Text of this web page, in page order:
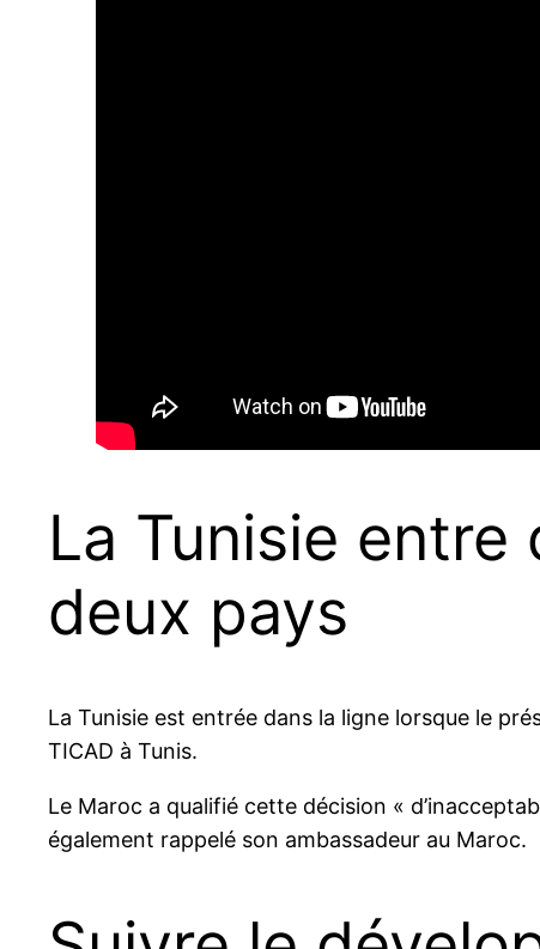
La Tunisie
deux pays
La Tunisie est entrée dans la ligne lorsque le
TICAD à Tunis.
Le Maroc a qualifié cette décision «
également rappelé son ambassadeur au Maroc.